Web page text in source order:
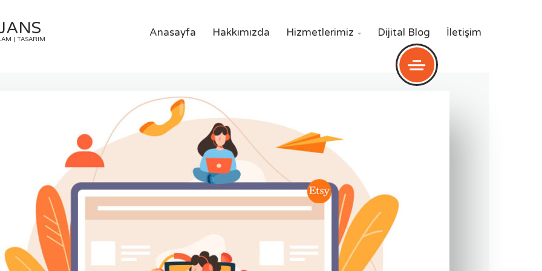
| TASARIM
Anasayfa Hakkımızda Hizmetlerimiz  Dijital Blog İletişim